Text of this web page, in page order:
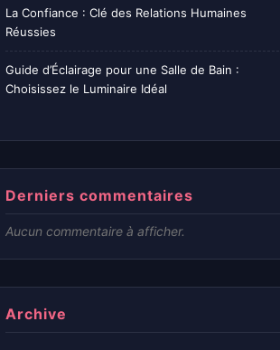
La Confiance : Clé des Relations Humaines
Réussies
Guide d’Éclairage pour une Salle de Bain :
Choisissez le Luminaire Idéal
Derniers commentaires
Aucun commentaire à afficher.
Archive